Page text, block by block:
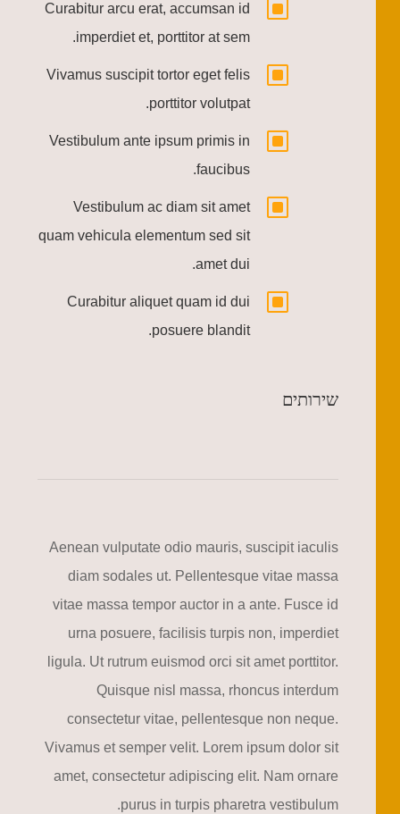
W
Curabitur arcu erat, accumsan id
imperdiet et, porttitor at sem.
W
Vivamus suscipit tortor eget felis
porttitor volutpat.
W
Vestibulum ante ipsum primis in
faucibus.
W
Vestibulum ac diam sit amet
quam vehicula elementum sed sit
amet dui.
W
Curabitur aliquet quam id dui
posuere blandit.
שירותים
Aenean vulputate odio mauris, suscipit iaculis
diam sodales ut. Pellentesque vitae massa
vitae massa tempor auctor in a ante. Fusce id
urna posuere, facilisis turpis non, imperdiet
ligula. Ut rutrum euismod orci sit amet porttitor.
Quisque nisl massa, rhoncus interdum
consectetur vitae, pellentesque non neque.
Vivamus et semper velit. Lorem ipsum dolor sit
amet, consectetur adipiscing elit. Nam ornare
purus in turpis pharetra vestibulum.